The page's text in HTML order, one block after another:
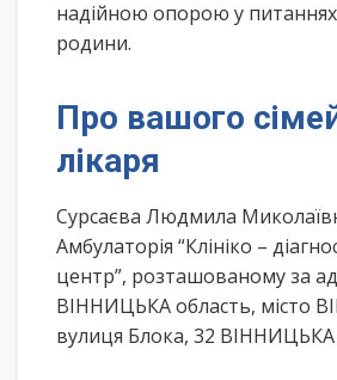
надійною опорою у питаннях
родини.
Про вашого
лікаря
Сурсаєва Людмила
Амбулаторія “Клініко –
центр”, розташованому за
ВІННИЦЬКА область, місто
вулиця Блока, 32